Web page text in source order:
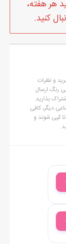
پلیس، لبخند
می‌تونم
زبانم از دل
و گفتم:
تنها کتاب‌هایی
قرار است تا
دل کند و بلند
اما برآمدگی
شدم و پشت سرش
هر هفته،
کنید.
و نظرات
رنگ ارسال
بذارید.
دیگر، کافی
کپی شوند و